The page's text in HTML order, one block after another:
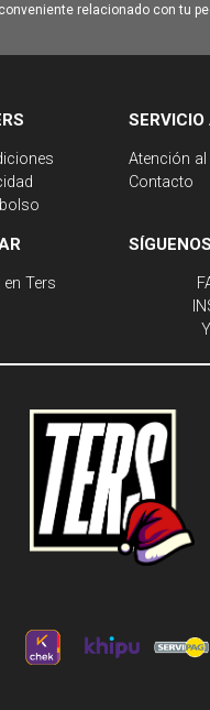
relacionado con tu
Atención al
Contacto
Ters
SÍGUENOS